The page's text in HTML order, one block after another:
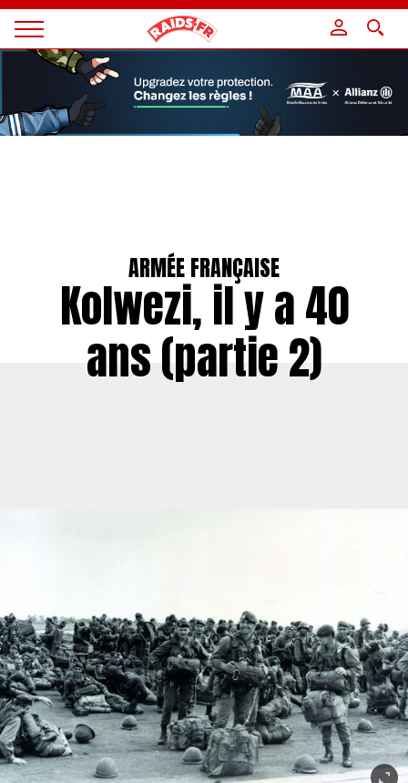
Magazine
Raids
ARMÉE FRANÇAISE
Kolwezi, il y a 40
ans (partie 2)
Panneau de gestion des cookies